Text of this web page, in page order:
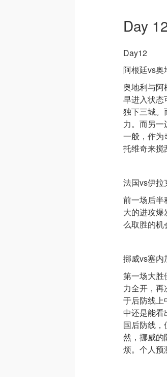
Day
Day12
阿根廷vs奥
奥地利与阿
早进入状态
独下三城。
力。而另
一般，作为
托维奇来搅
法国vs伊拉
前一场后半
大的进攻
么取胜的机
挪威vs塞内
第一场大胜
力全开，
于后防线上
中还是能
国后防线
然，挪威的
烦。个人预